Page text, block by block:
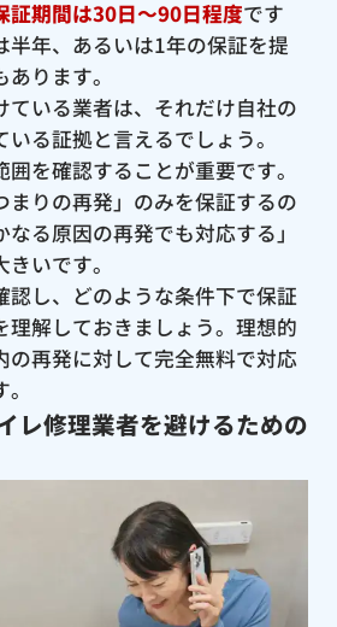
証期間は30日〜90日程度です
半年、あるいは1年の保証を提
ります。
ている業者は、それだけ自社の
る証拠と言えるでしょう。
を確認することが重要です。
まりの再発」のみを保証するの
る原因の再発でも対応する」
いです。
認し、どのような条件下で保証
理解しておきましょう。理想的
の再発に対して完全無料で対応
レ修理業者を避けるための